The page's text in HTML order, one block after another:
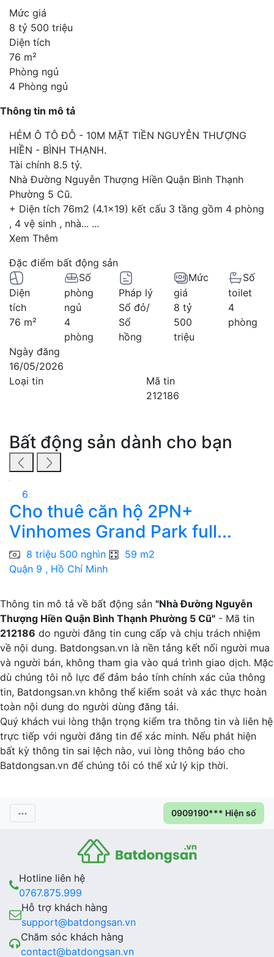
Mức giá
8 tỷ 500 triệu
Diện tích
76 m²
Phòng ngủ
4 Phòng ngủ
Thông tin mô tả
HẺM Ô TÔ ĐỖ - 10M MẶT TIỀN NGUYỄN THƯỢNG
HIỀN - BÌNH THẠNH.
Tài chính 8.5 tỷ.
Nhà Đường Nguyễn Thượng Hiền Quận Bình Thạnh
Phường 5 Cũ.
+ Diện tích 76m2 (4.1×19) kết cấu 3 tầng gồm 4 phòng
, 4 vệ sinh , nhà... ...
Xem Thêm
Đặc điểm bất động sản
Diện
tích
76 m²
Số
phòng
ngủ
4
phòng
Pháp lý
Sổ đỏ/
Sổ
hồng
Mức
giá
8 tỷ
500
triệu
Số
toilet
4
phòng
Ngày đăng
16/05/2026
Loại tin
Mã tin
212186
Bất động sản dành cho bạn
6
Cho thuê căn hộ 2PN+
Vinhomes Grand Park full...
8 triệu 500 nghìn
59 m2
Quận 9 , Hồ Chí Minh
Thông tin mô tả về bất động sản "Nhà Đường Nguyễn
Thượng Hiền Quận Bình Thạnh Phường 5 Cũ" - Mã tin
212186 do người đăng tin cung cấp và chịu trách nhiệm
về nội dung. Batdongsan.vn là nền tảng kết nối người mua
và người bán, không tham gia vào quá trình giao dịch. Mặc
dù chúng tôi nỗ lực để đảm bảo tính chính xác của thông
tin, Batdongsan.vn không thể kiểm soát và xác thực hoàn
toàn nội dung do người dùng đăng tải.
Quý khách vui lòng thận trọng kiểm tra thông tin và liên hệ
trực tiếp với người đăng tin để xác minh. Nếu phát hiện
bất kỳ thông tin sai lệch nào, vui lòng thông báo cho
Batdongsan.vn để chúng tôi có thể xử lý kịp thời.
0909190*** Hiện số
Hotline liên hệ
0767.875.999
Hỗ trợ khách hàng
support@batdongsan.vn
Chăm sóc khách hàng
contact@batdongsan.vn